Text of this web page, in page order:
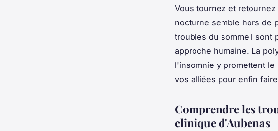
Vous tournez et
nocturne semble hors de
troubles du sommeil sont
approche humaine. La
l'insomnie y promettent
vos alliées pour enfin
Comprendre les
clinique d'Aubenas